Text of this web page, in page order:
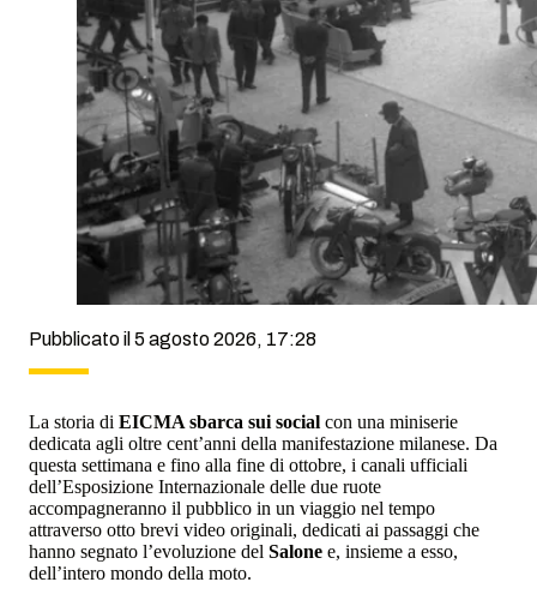
Pubblicato il 5 agosto 2026, 17:28
La storia di EICMA sbarca sui social con una miniserie
dedicata agli oltre cent’anni della manifestazione milanese. Da
questa settimana e fino alla fine di ottobre, i canali ufficiali
dell’Esposizione Internazionale delle due ruote
accompagneranno il pubblico in un viaggio nel tempo
attraverso otto brevi video originali, dedicati ai passaggi che
hanno segnato l’evoluzione del Salone e, insieme a esso,
dell’intero mondo della moto.